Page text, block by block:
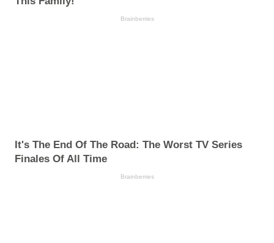
Brainberries
It's The End Of The Road: The Worst TV Series
Finales Of All Time
Brainberries